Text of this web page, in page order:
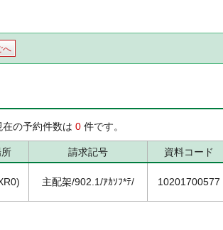
へ
の予約件数は 0 件です。
請求記号 資料コード
主配架/902.1/ｱｶｿﾌ*ﾃ/ 10201700577